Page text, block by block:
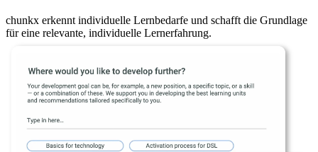
chunkx erkennt individuelle Lernbedarfe und schafft die Grundlage
für eine relevante, individuelle Lernerfahrung.